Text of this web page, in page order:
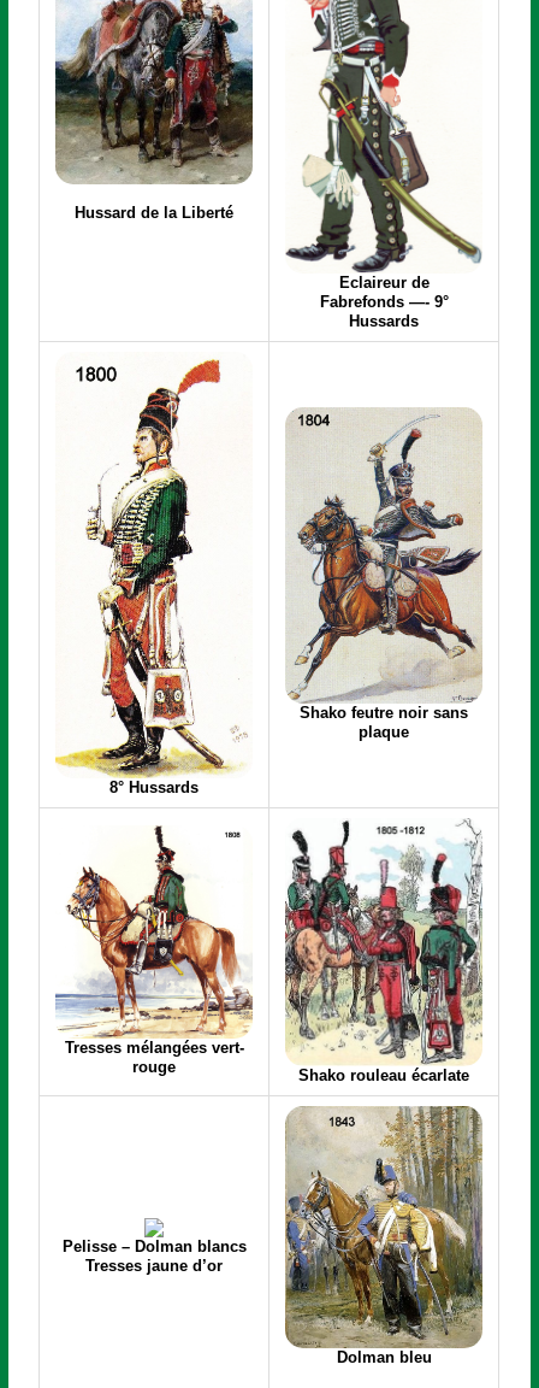
Hussard de la Liberté
Eclaireur de
Fabrefonds—- 9°
Hussards
8° Hussards
Shako feutre noir sans
plaque
Tresses mélangées vert-
rouge
Shako rouleau écarlate
Pelisse – Dolman blancs
Tresses jaune d’or
Dolman bleu